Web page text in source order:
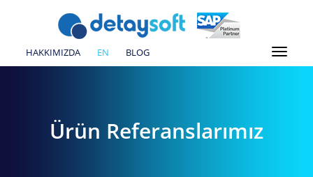
HAKKIMIZDA EN BLOG
Ürün Referanslarımız